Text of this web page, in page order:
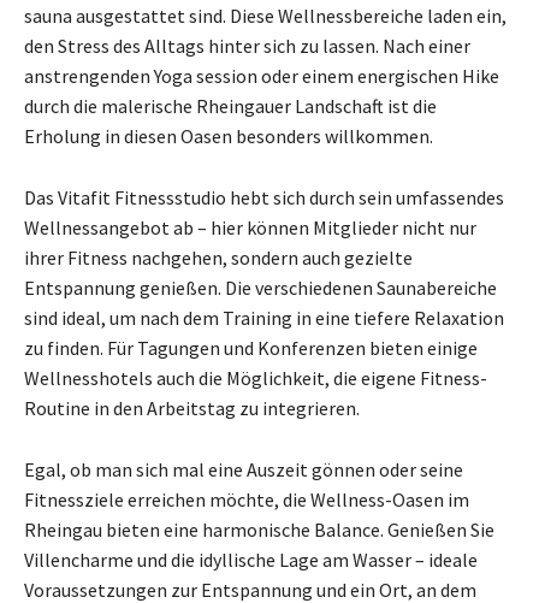
sauna ausgestattet sind. Diese Wellnessbereiche laden ein,
den Stress des Alltags hinter sich zu lassen. Nach einer
anstrengenden Yoga session oder einem energischen Hike
durch die malerische Rheingauer Landschaft ist die
Erholung in diesen Oasen besonders willkommen.
Das Vitafit Fitnessstudio hebt sich durch sein umfassendes
Wellnessangebot ab – hier können Mitglieder nicht nur
ihrer Fitness nachgehen, sondern auch gezielte
Entspannung genießen. Die verschiedenen Saunabereiche
sind ideal, um nach dem Training in eine tiefere Relaxation
zu finden. Für Tagungen und Konferenzen bieten einige
Wellnesshotels auch die Möglichkeit, die eigene Fitness-
Routine in den Arbeitstag zu integrieren.
Egal, ob man sich mal eine Auszeit gönnen oder seine
Fitnessziele erreichen möchte, die Wellness-Oasen im
Rheingau bieten eine harmonische Balance. Genießen Sie
Villencharme und die idyllische Lage am Wasser – ideale
Voraussetzungen zur Entspannung und ein Ort, an dem